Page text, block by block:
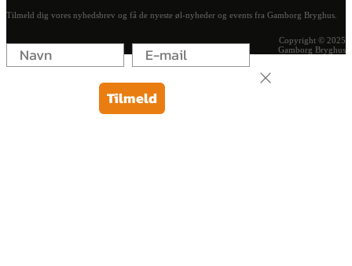
Tilmeld dig vores nyhedsbrev og få de nyeste øl-nyheder og events fra Gamborg Bryghus.
Tilmeld
Copyright © 2025
Gamborg Bryghus